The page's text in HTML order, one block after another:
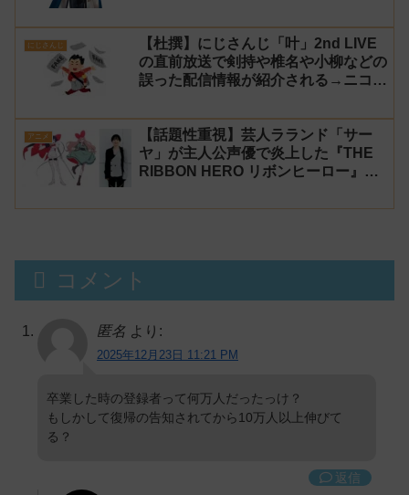
にじさんじ
【杜撰】にじさんじ「叶」2nd LIVE
の直前放送で剣持や椎名や小柳などの
誤った配信情報が紹介される→ニコニ
【生成AI?】
アニメ
【話題性重視】芸人ラランド「サー
ヤ」が主人公声優で炎上した『THE
RIBBON HERO リボンヒーロー』に
ンルン」「でびでび・でびる」が出
コメント
匿名 より:
2025年12月23日 11:21 PM
卒業した時の登録者って何万人だったっけ？
もしかして復帰の告知されてから10万人以上伸びて
る？
返信